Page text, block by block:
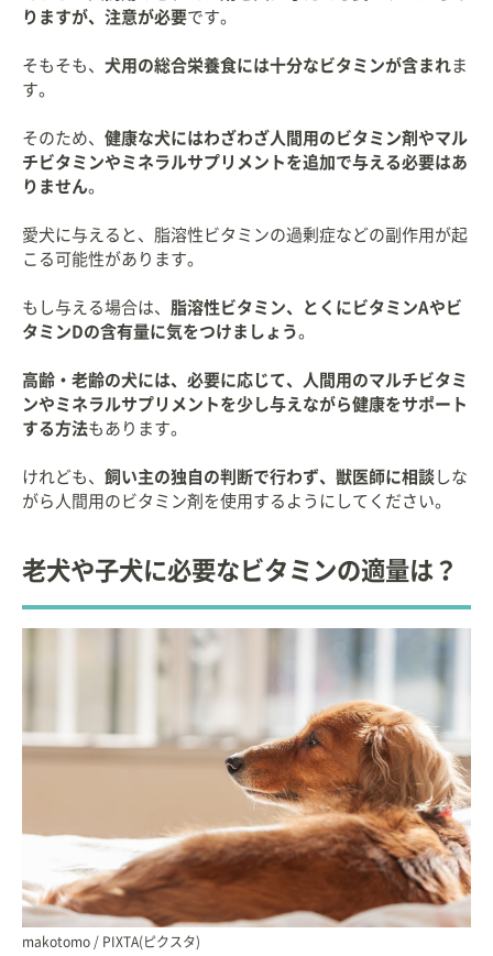
りますが、注意が必要です。
そもそも、 犬用の総合栄養食には十分なビタミンが含まれま
す。
そのため、 健康な犬にはわざわざ人間用のビタミン剤やマル
チビタミンやミネラルサプリメントを追加で与える必要はあ
りません。
愛犬に与えると、脂溶性ビタミンの過剰症などの副作用が起
こる可能性があります。
もし与える場合は、 脂溶性ビタミン、とくにビタミンAやビ
タミンDの含有量に気をつけましょう 。
高齢・老齢の犬には、必要に応じて、人間用のマルチビタミ
ンやミネラルサプリメントを少し与えながら健康をサポート
する方法もあります。
けれども、 飼い主の独自の判断で行わず、獣医師に相談しな
がら人間用のビタミン剤を使用するようにしてください。
老犬や子犬に必要なビタミンの適量は？
makotomo / PIXTA(ピクスタ)